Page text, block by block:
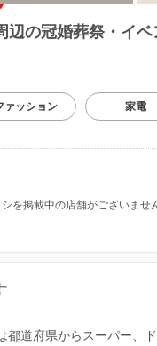
辺の冠婚葬祭・イ
ァッション 家電
を掲載中の店舗がございませ
都道府県からスーパー、